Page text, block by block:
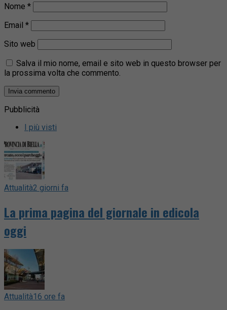
Nome *
Email *
Sito web
Salva il mio nome, email e sito web in questo browser per
la prossima volta che commento.
Pubblicità
I più visti
Attualità2 giorni fa
La prima pagina del giornale in edicola
oggi
Attualità16 ore fa